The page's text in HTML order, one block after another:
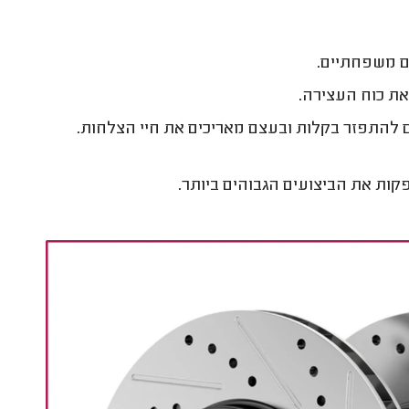
משפחתיים.
כוח העצירה.
בקלות ובעצם מאריכים את חיי הצלחות.
את הביצועים הגבוהים ביותר.